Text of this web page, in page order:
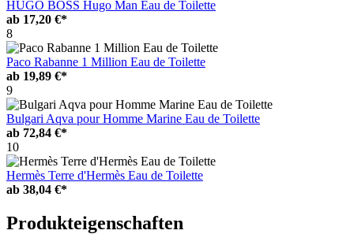
HUGO BOSS Hugo Man Eau de Toilette
ab 17,20 €*
8
Paco Rabanne 1 Million Eau de Toilette
ab 19,89 €*
9
Bulgari Aqva pour Homme Marine Eau de Toilette
ab 72,84 €*
10
Hermès Terre d'Hermès Eau de Toilette
ab 38,04 €*
Produkteigenschaften